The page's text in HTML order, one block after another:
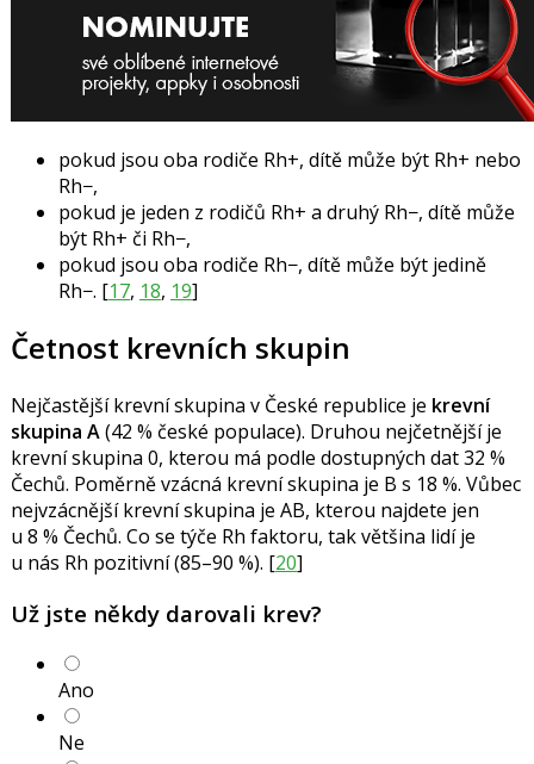
pokud jsou oba rodiče Rh+, dítě může být Rh+ nebo
Rh−,
pokud je jeden z rodičů Rh+ a druhý Rh−, dítě může
být Rh+ či Rh−,
pokud jsou oba rodiče Rh−, dítě může být jedině
Rh−. [17, 18, 19]
Četnost krevních skupin
Nejčastější krevní skupina v České republice je krevní
skupina A(42 % české populace). Druhou nejčetnější je
krevní skupina 0, kterou má podle dostupných dat 32 %
Čechů. Poměrně vzácná krevní skupina je B s 18 %. Vůbec
nejvzácnější krevní skupina je AB, kterou najdete jen
u 8 % Čechů. Co se týče Rh faktoru, tak většina lidí je
u nás Rh pozitivní (85–90 %). [20]
Už jste někdy darovali krev?
Ano
Ne